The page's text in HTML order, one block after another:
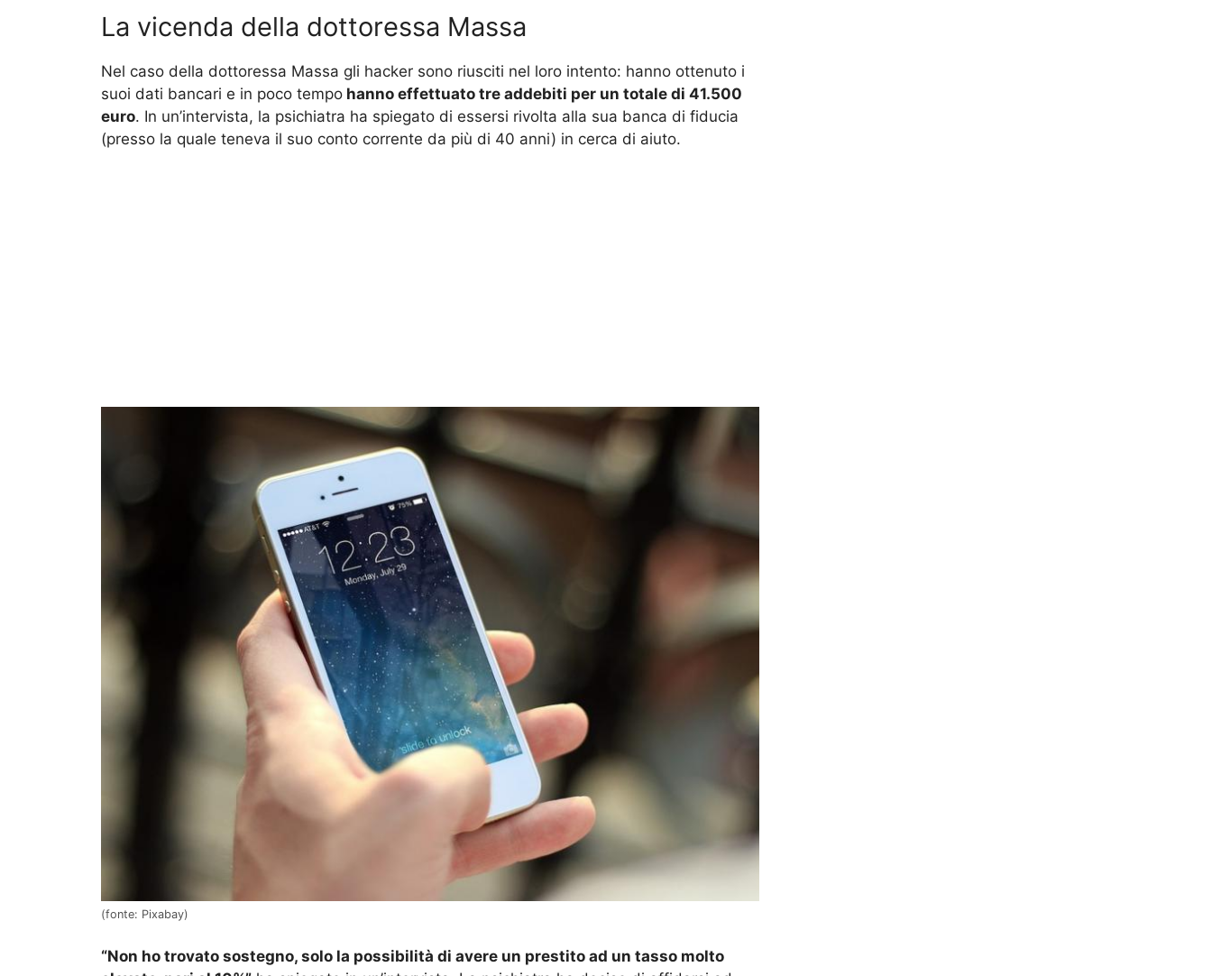
La vicenda della dottoressa Massa
Nel caso della dottoressa Massa gli hacker sono riusciti nel loro intento: hanno ottenuto i
suoi dati bancari e in poco tempo hanno effettuato tre addebiti per un totale di 41.500
euro. In un’intervista, la psichiatra ha spiegato di essersi rivolta alla sua banca di fiducia
(presso la quale teneva il suo conto corrente da più di 40 anni) in cerca di aiuto.
(fonte: Pixabay)
“Non ho trovato sostegno, solo la possibilità di avere un prestito ad un tasso molto